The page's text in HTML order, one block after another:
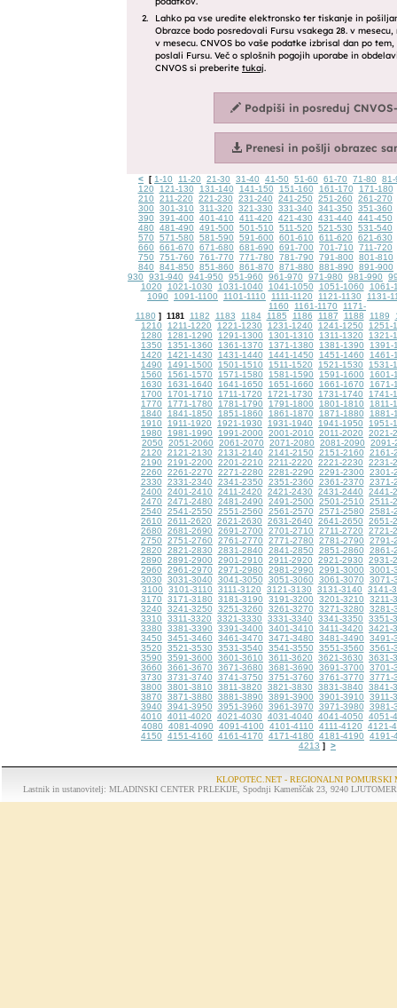
< [ 1-10 11-20 21-30 31-40 41-50 51-60 61-70 71-80
81-
120
121-130 131-140 141-150 151-160 161-170
171-180
210
211-220 221-230 231-240 241-250 251-260
261-270
300
301-310 311-320 321-330 331-340 341-350
351-360
390
391-400 401-410 411-420 421-430 431-440
441-450
480
481-490 491-500 501-510 511-520 521-530
531-540
570
571-580 581-590 591-600 601-610 611-620
621-630
660
661-670 671-680 681-690 691-700 701-710
711-720
750
751-760 761-770 771-780 781-790 791-800
801-810
840
841-850 851-860 861-870 871-880 881-890
891-900
930
931-940 941-950 951-960 961-970 971-980 981-990
1020
1021-1030 1031-1040 1041-1050 1051-1060
1061-
1090
1091-1100 1101-1110 1111-1120 1121-1130
1131-
1160
1161-1170
1171-
1180 ] 1181 1182 1183 1184 1185 1186 1187 1188 1189
1210
1211-1220 1221-1230 1231-1240 1241-1250
1251-
1280
1281-1290 1291-1300 1301-1310 1311-1320
1321-
1350
1351-1360 1361-1370 1371-1380 1381-1390
1391-
1420
1421-1430 1431-1440 1441-1450 1451-1460
1461-
1490
1491-1500 1501-1510 1511-1520 1521-1530
1531-
1560
1561-1570 1571-1580 1581-1590 1591-1600
1601-
1630
1631-1640 1641-1650 1651-1660 1661-1670
1671-
1700
1701-1710 1711-1720 1721-1730 1731-1740
1741-
1770
1771-1780 1781-1790 1791-1800 1801-1810
1811-
1840
1841-1850 1851-1860 1861-1870 1871-1880
1881-
1910
1911-1920 1921-1930 1931-1940 1941-1950
1951-
1980
1981-1990 1991-2000 2001-2010 2011-2020
2021-
2050
2051-2060 2061-2070 2071-2080 2081-2090
2091-
2120
2121-2130 2131-2140 2141-2150 2151-2160
2161-
2190
2191-2200 2201-2210 2211-2220 2221-2230
2231-
2260
2261-2270 2271-2280 2281-2290 2291-2300
2301-
2330
2331-2340 2341-2350 2351-2360 2361-2370
2371-
2400
2401-2410 2411-2420 2421-2430 2431-2440
2441-
2470
2471-2480 2481-2490 2491-2500 2501-2510
2511-
2540
2541-2550 2551-2560 2561-2570 2571-2580
2581-
2610
2611-2620 2621-2630 2631-2640 2641-2650
2651-
2680
2681-2690 2691-2700 2701-2710 2711-2720
2721-
2750
2751-2760 2761-2770 2771-2780 2781-2790
2791-
2820
2821-2830 2831-2840 2841-2850 2851-2860
2861-
2890
2891-2900 2901-2910 2911-2920 2921-2930
2931-
2960
2961-2970 2971-2980 2981-2990 2991-3000
3001-
3030
3031-3040 3041-3050 3051-3060 3061-3070
3071-
3100
3101-3110 3111-3120 3121-3130 3131-3140
3141-
3170
3171-3180 3181-3190 3191-3200 3201-3210
3211-
3240
3241-3250 3251-3260 3261-3270 3271-3280
3281-
3310
3311-3320 3321-3330 3331-3340 3341-3350
3351-
3380
3381-3390 3391-3400 3401-3410 3411-3420
3421-
3450
3451-3460 3461-3470 3471-3480 3481-3490
3491-
3520
3521-3530 3531-3540 3541-3550 3551-3560
3561-
3590
3591-3600 3601-3610 3611-3620 3621-3630
3631-
3660
3661-3670 3671-3680 3681-3690 3691-3700
3701-
3730
3731-3740 3741-3750 3751-3760 3761-3770
3771-
3800
3801-3810 3811-3820 3821-3830 3831-3840
3841-
3870
3871-3880 3881-3890 3891-3900 3901-3910
3911-
3940
3941-3950 3951-3960 3961-3970 3971-3980
3981-
4010
4011-4020 4021-4030 4031-4040 4041-4050
4051-
4080
4081-4090 4091-4100 4101-4110 4111-4120
4121-
4150
4151-4160 4161-4170 4171-4180 4181-4190
4191-
4213 ] >
KLOPOTEC.NET - REGIONALNI POMURSKI
Lastnik in ustanovitelj: MLADINSKI CENTER PRLEKIJE, Spodnji Kamenščak 23, 9240